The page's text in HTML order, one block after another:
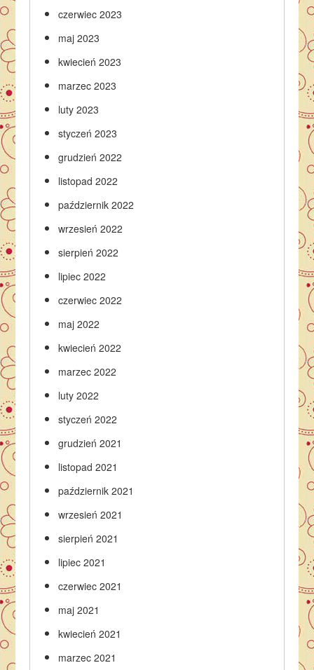
czerwiec 2023
maj 2023
kwiecień 2023
marzec 2023
luty 2023
styczeń 2023
grudzień 2022
listopad 2022
październik 2022
wrzesień 2022
sierpień 2022
lipiec 2022
czerwiec 2022
maj 2022
kwiecień 2022
marzec 2022
luty 2022
styczeń 2022
grudzień 2021
listopad 2021
październik 2021
wrzesień 2021
sierpień 2021
lipiec 2021
czerwiec 2021
maj 2021
kwiecień 2021
marzec 2021